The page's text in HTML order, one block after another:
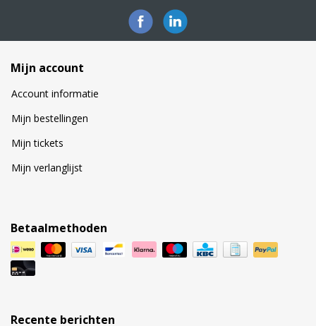
Mijn account
Account informatie
Mijn bestellingen
Mijn tickets
Mijn verlanglijst
Betaalmethoden
Recente berichten